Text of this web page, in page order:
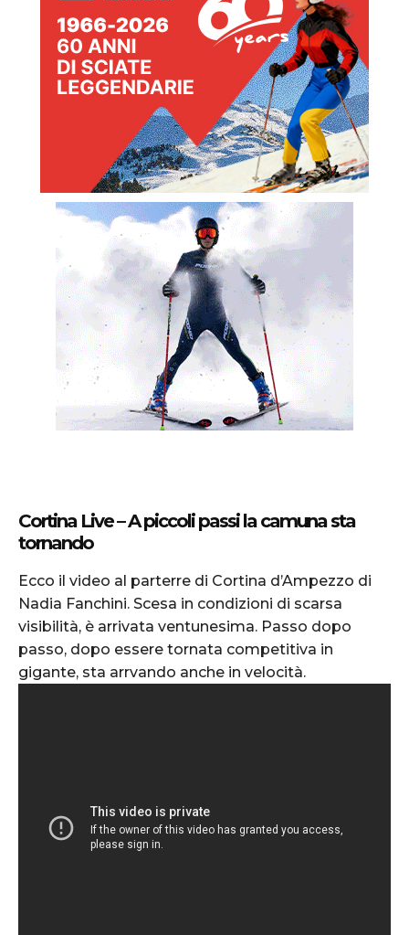
Cortina Live – A piccoli passi la camuna sta
tornando
Ecco il video al parterre di Cortina d’Ampezzo di
Nadia Fanchini. Scesa in condizioni di scarsa
visibilità, è arrivata ventunesima. Passo dopo
passo, dopo essere tornata competitiva in
gigante, sta arrvando anche in velocità.